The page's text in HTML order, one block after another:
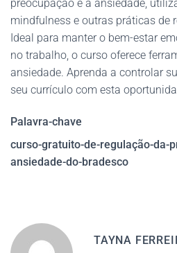
preocupação e a ansiedade,
mindfulness e outras práticas de
Ideal para manter o bem-estar
no trabalho, o curso oferece
ansiedade. Aprenda a controlar
seu currículo com esta
Palavra-chave
curso-gratuito-de-regulação-da-
ansiedade-do-bradesco
TAYNA